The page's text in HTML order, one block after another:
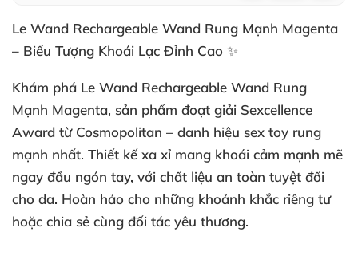
Le Wand Rechargeable Wand Rung Mạnh Magenta
– Biểu Tượng Khoái Lạc Đỉnh Cao ✨
Khám phá Le Wand Rechargeable Wand Rung
Mạnh Magenta, sản phẩm đoạt giải Sexcellence
Award từ Cosmopolitan – danh hiệu sex toy rung
mạnh nhất. Thiết kế xa xỉ mang khoái cảm mạnh mẽ
ngay đầu ngón tay, với chất liệu an toàn tuyệt đối
cho da. Hoàn hảo cho những khoảnh khắc riêng tư
hoặc chia sẻ cùng đối tác yêu thương.